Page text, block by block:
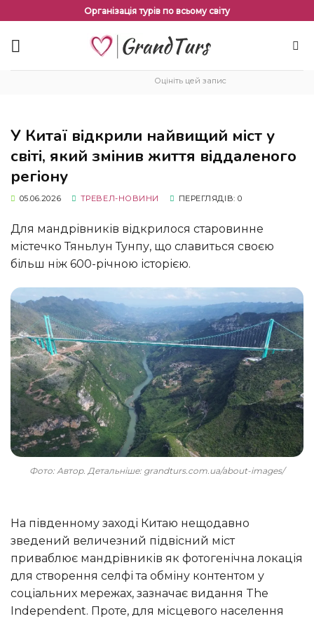
змісту
Організація турів по всьому світу
Оцініть цей запис
У Китаї відкрили найвищий міст у
світі, який змінив життя віддаленого
регіону
05.06.2026 ТРЕВЕЛ-НОВИНИ ПЕРЕГЛЯДІВ: 0
Для мандрівників відкрилося старовинне
містечко Тяньлун Тунпу, що славиться своєю
більш ніж 600-річною історією.
Фото: Автор. Детальніше: grandturs.com.ua/about-images/
На південному заході Китаю нещодавно
зведений величезний підвісний міст
приваблює мандрівників як фотогенічна локація
для створення селфі та обміну контентом у
соціальних мережах, зазначає видання The
Independent. Проте, для місцевого населення